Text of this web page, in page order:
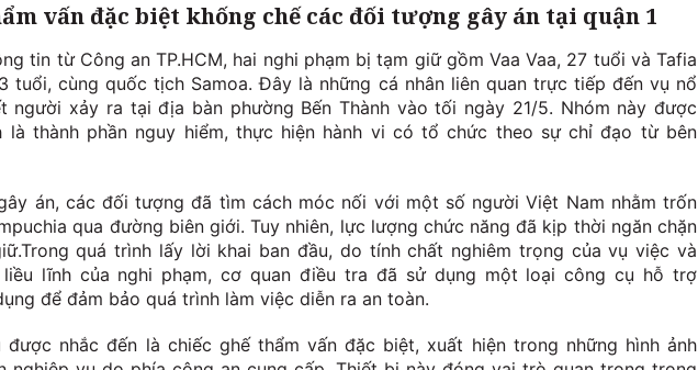
vấn đặc biệt khống chế các đối tượng gây án tại quận 1
tin từ Công an TP.HCM, hai nghi phạm bị tạm giữ gồm Vaa Vaa, 27 tuổi và Tafia
tuổi, cùng quốc tịch Samoa. Đây là những cá nhân liên quan trực tiếp đến vụ nổ
người xảy ra tại địa bàn phường Bến Thành vào tối ngày 21/5. Nhóm này được
là thành phần nguy hiểm, thực hiện hành vi có tổ chức theo sự chỉ đạo từ bên
án, các đối tượng đã tìm cách móc nối với một số người Việt Nam nhằm trốn
qua đường biên giới. Tuy nhiên, lực lượng chức năng đã kịp thời ngăn chặn
quá trình lấy lời khai ban đầu, do tính chất nghiêm trọng của vụ việc và
lĩnh của nghi phạm, cơ quan điều tra đã sử dụng một loại công cụ hỗ trợ
để đảm bảo quá trình làm việc diễn ra an toàn.
được nhắc đến là chiếc ghế thẩm vấn đặc biệt, xuất hiện trong những hình ảnh